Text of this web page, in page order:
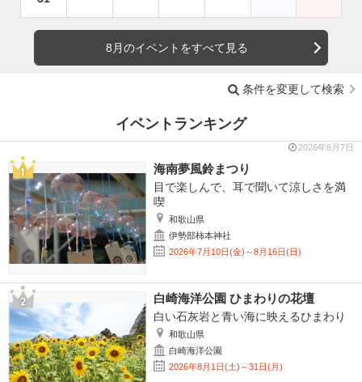
8月のイベントをすべて見る
条件を変更して検索
イベントランキング
2026年8月7日
海南夢風鈴まつり
目で楽しんで、耳で聞いて涼しさを満
喫
和歌山県
伊勢部柿本神社
2026年7月10日(金)～8月16日(日)
白崎海洋公園 ひまわりの花壇
白い石灰岩と青い海に映えるひまわり
和歌山県
白崎海洋公園
2026年8月1日(土)～31日(月)